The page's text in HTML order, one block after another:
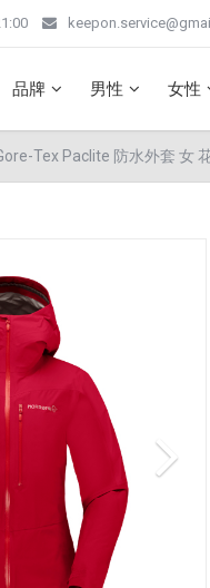
品牌 男性 女性
Tex Paclite 防水外套 女